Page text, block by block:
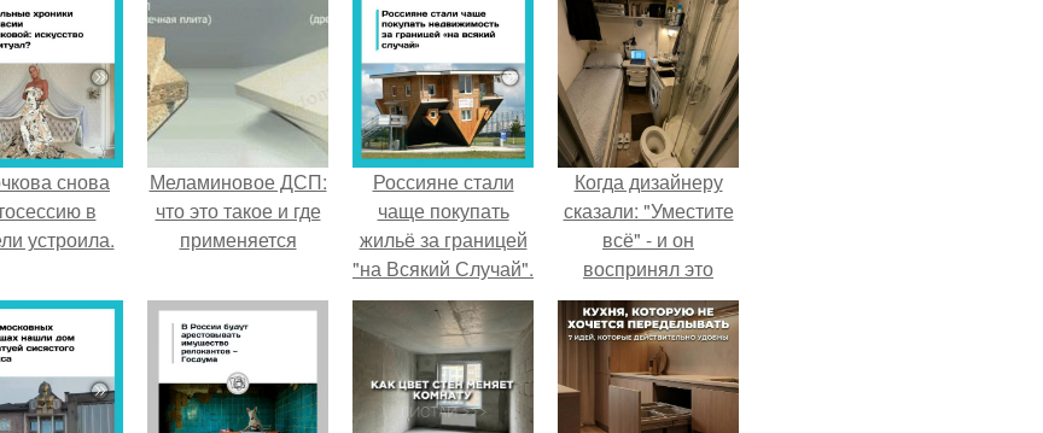
снова
в
устроила.
Меламиновое ДСП:
что это такое и где
применяется
Россияне стали
чаще покупать
жильё за границей
"на Всякий Случай".
Когда дизайнеру
сказали: "Уместите
всё" - и он
воспринял это
слишком
буквально.